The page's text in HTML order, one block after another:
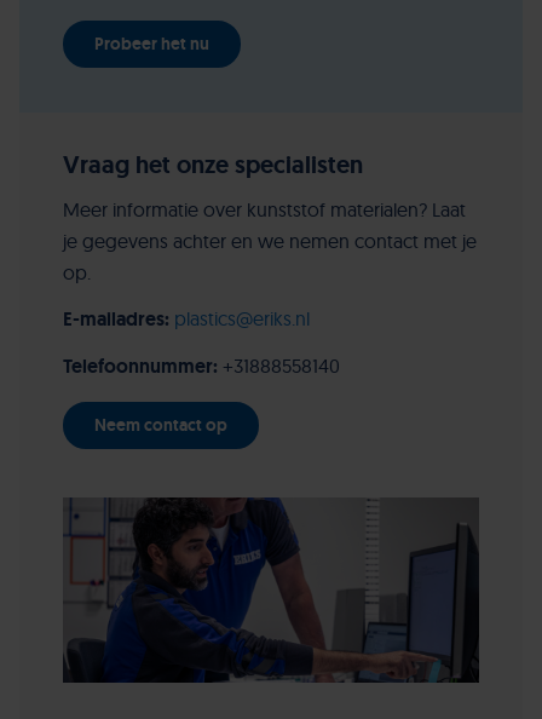
Probeer het nu
Vraag het onze specialisten
Meer informatie over kunststof materialen? Laat
je gegevens achter en we nemen contact met je
op.
E-mailadres: plastics@eriks.nl
Telefoonnummer: +31888558140
Neem contact op